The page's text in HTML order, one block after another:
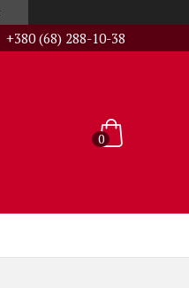
+380 (68) 288-10-38